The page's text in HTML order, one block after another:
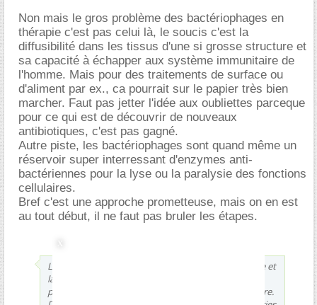
Non mais le gros problème des bactériophages en
thérapie c'est pas celui là, le soucis c'est la
diffusibilité dans les tissus d'une si grosse structure et
sa capacité à échapper aux système immunitaire de
l'homme. Mais pour des traitements de surface ou
d'aliment par ex., ca pourrait sur le papier très bien
marcher. Faut pas jetter l'idée aux oubliettes parceque
pour ce qui est de découvrir de nouveaux
antibiotiques, c'est pas gagné.
Autre piste, les bactériophages sont quand même un
réservoir super interressant d'enzymes anti-
bactériennes pour la lyse ou la paralysie des fonctions
cellulaires.
Bref c'est une approche prometteuse, mais on en est
au tout début, il ne faut pas bruler les étapes.
Le problème de l'adéquation entre le bactériophage et
la souche bactérienne est à mon avis un énorme
problème, et je ne vois pas trop comment le résoudre.